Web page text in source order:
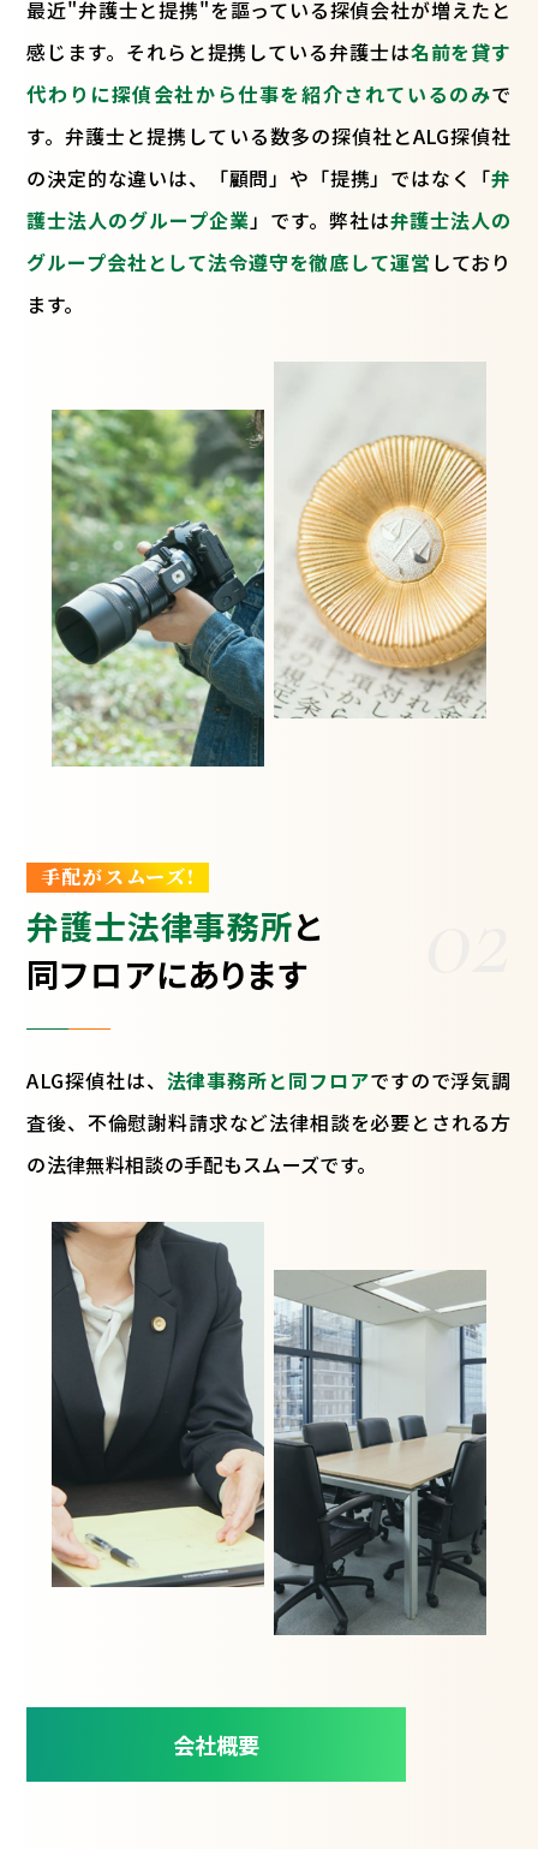
最近"弁護士と提携"を謳っている探偵会社が増えたと
感じます。それらと提携している弁護士は名前を貸す
代わりに探偵会社から仕事を紹介されているのみで
す。弁護士と提携している数多の探偵社とALG探偵社
の決定的な違いは、「顧問」や「提携」ではなく「弁
護士法人のグループ企業 」です。弊社は弁護士法人の
グループ会社として法令遵守を徹底して運営 しており
ます。
手配がスムーズ!
弁護士法律事務所と
同フロアにあります
ALG探偵社は、 法律事務所と同フロアですので浮気調
査後、不倫慰謝料請求など法律相談を必要とされる方
の法律無料相談の手配もスムーズです。
会社概要